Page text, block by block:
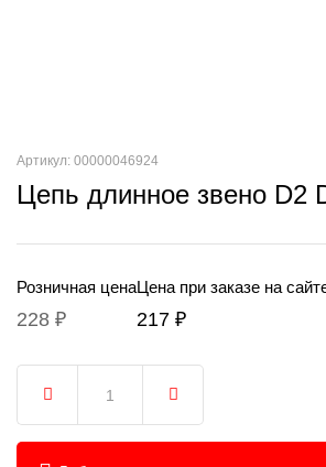
Артикул: 00000046924
Цепь длинное звено D2
Розничная цена
228 ₽
Цена при заказе на
217 ₽